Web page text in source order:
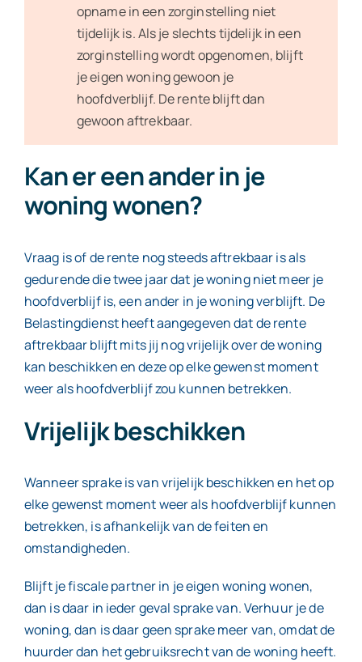
opname in een zorginstelling niet
tijdelijk is. Als je slechts tijdelijk in een
zorginstelling wordt opgenomen, blijft
je eigen woning gewoon je
hoofdverblijf. De rente blijft dan
gewoon aftrekbaar.
Kan er een ander in je
woning wonen?
Vraag is of de rente nog steeds aftrekbaar is als
gedurende die twee jaar dat je woning niet meer je
hoofdverblijf is, een ander in je woning verblijft. De
Belastingdienst heeft aangegeven dat de rente
aftrekbaar blijft mits jij nog vrijelijk over de woning
kan beschikken en deze op elke gewenst moment
weer als hoofdverblijf zou kunnen betrekken.
Vrijelijk beschikken
Wanneer sprake is van vrijelijk beschikken en het op
elke gewenst moment weer als hoofdverblijf kunnen
betrekken, is afhankelijk van de feiten en
omstandigheden.
Blijft je fiscale partner in je eigen woning wonen,
dan is daar in ieder geval sprake van. Verhuur je de
woning, dan is daar geen sprake meer van, omdat de
huurder dan het gebruiksrecht van de woning heeft.